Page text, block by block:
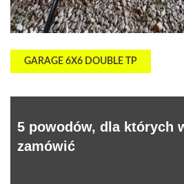
GARAGE 6X6 DOUBLE TP
5 powodów, dla których
zamówić